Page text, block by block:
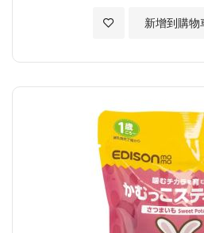
新增到購物
加入至願望清單